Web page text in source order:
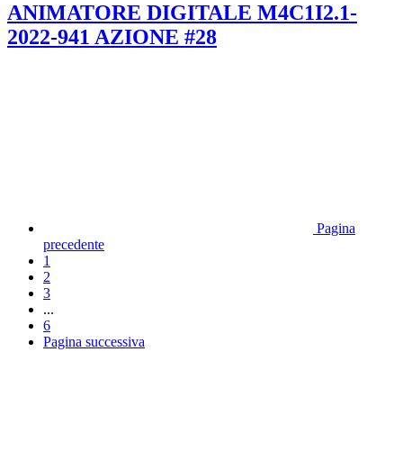
ANIMATORE DIGITALE M4C1I2.1-
2022-941 AZIONE #28
Pagina
precedente
1
2
3
...
6
Pagina successiva